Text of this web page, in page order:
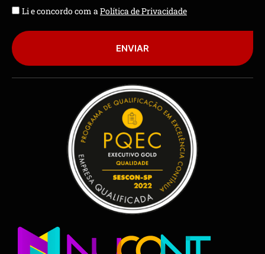
Li e concordo com a Política de Privacidade
ENVIAR